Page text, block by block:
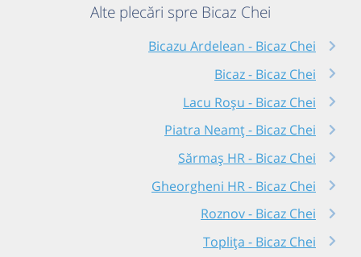
Alte plecări spre Bicaz Chei
Bicazu Ardelean - Bicaz Chei
Bicaz - Bicaz Chei
Lacu Roșu - Bicaz Chei
Piatra Neamț - Bicaz Chei
Sărmaș HR - Bicaz Chei
Gheorgheni HR - Bicaz Chei
Roznov - Bicaz Chei
Toplița - Bicaz Chei